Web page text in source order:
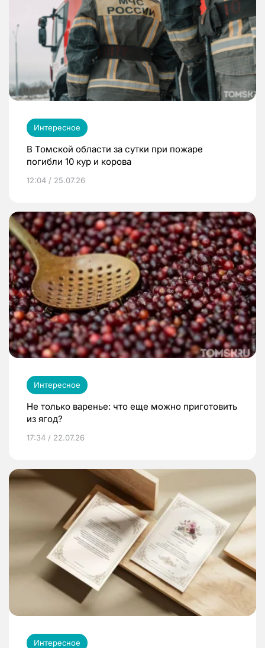
Интересное
В Томской области за сутки при пожаре
погибли 10 кур и корова
12:04 / 25.07.26
Интересное
Не только варенье: что еще можно приготовить
из ягод?
17:34 / 22.07.26
Интересное